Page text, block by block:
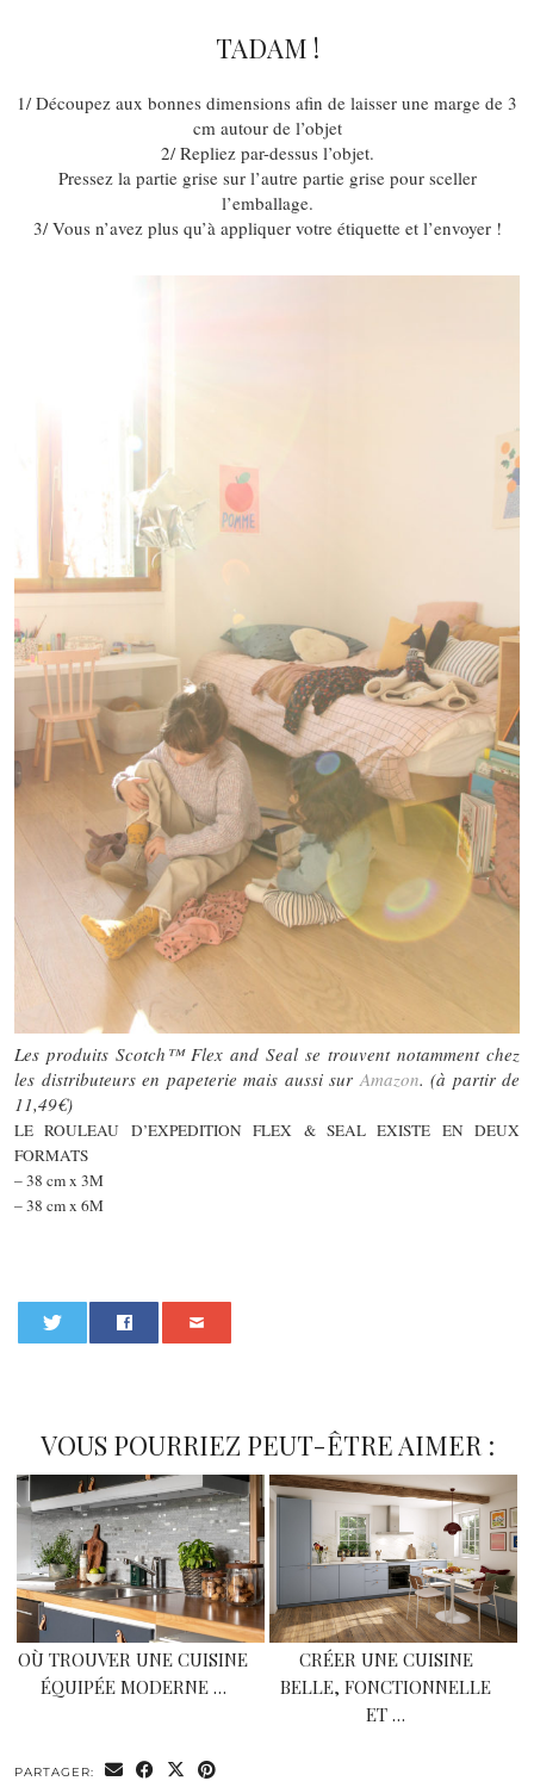
TADAM !
1/ Découpez aux bonnes dimensions afin de laisser une marge de 3
cm autour de l’objet
2/ Repliez par-dessus l’objet.
Pressez la partie grise sur l’autre partie grise pour sceller
l’emballage.
3/ Vous n’avez plus qu’à appliquer votre étiquette et l’envoyer !
Les produits Scotch™ Flex and Seal se trouvent notamment chez
les distributeurs en papeterie mais aussi surAmazon. (à partir de
11,49€)
LE ROULEAU D’EXPEDITION FLEX & SEAL EXISTE EN DEUX
FORMATS
– 38 cm x 3M
– 38 cm x 6M
VOUS POURRIEZ PEUT-ÊTRE AIMER :
OÙ TROUVER UNE CUISINE
ÉQUIPÉE MODERNE …
CRÉER UNE CUISINE
BELLE, FONCTIONNELLE
ET …
PARTAGER: